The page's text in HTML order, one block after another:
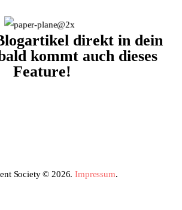
direkt in dein
kommt auch dieses
Feature!
Society © 2026.Impressum.